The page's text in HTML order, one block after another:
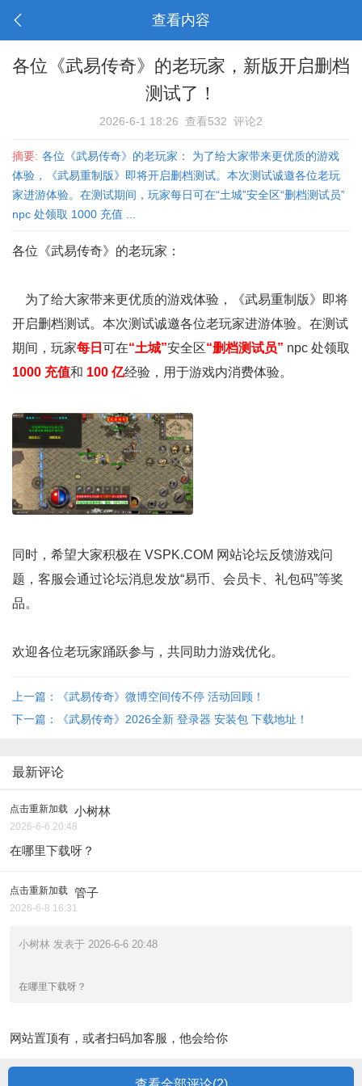
查看内容
各位《武易传奇》的老玩家，新版开启删档
测试了！
2026-6-1 18:26 查看532 评论2
摘要: 各位《武易传奇》的老玩家： 为了给大家带来更优质的游戏
体验，《武易重制版》即将开启删档测试。本次测试诚邀各位老玩
家进游体验。在测试期间，玩家每日可在“土城”安全区“删档测试员”
npc 处领取 1000 充值 ...
各位《武易传奇》的老玩家：
为了给大家带来更优质的游戏体验，《武易重制版》即将
开启删档测试。本次测试诚邀各位老玩家进游体验。在测试
期间，玩家每日 可在“土城”安全区“删档测试员” npc 处领取
1000 充值和 100 亿经验，用于游戏内消费体验。
同时，希望大家积极在 VSPK.COM 网站论坛反馈游戏问
题，客服会通过论坛消息发放“易币、会员卡、礼包码”等奖
品。
欢迎各位老玩家踊跃参与，共同助力游戏优化。
上一篇：《武易传奇》微博空间传不停 活动回顾！
下一篇：《武易传奇》2026全新 登录器 安装包 下载地址！
最新评论
点击重新加载 小树林
2026-6-6 20:48
在哪里下载呀？
点击重新加载 管子
2026-6-8 16:31
小树林 发表于 2026-6-6 20:48
在哪里下载呀？
网站置顶有，或者扫码加客服，他会给你